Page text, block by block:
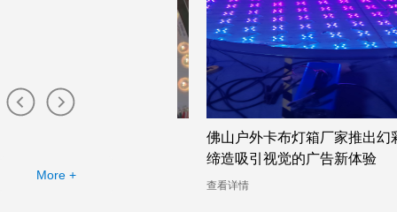
More +
佛山户外卡布灯箱厂家推出幻彩灯
缔造吸引视觉的广告新体验
查看详情